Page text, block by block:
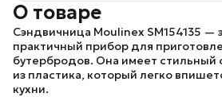
О товаре
Сэндвичница Moulinex SM154135 —
практичный прибор для
бутербродов. Она имеет стильный
из пластика, который легко
кухни.